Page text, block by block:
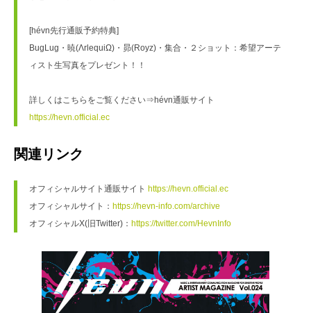
[hévn先行通販予約特典]
BugLug・暁(ΛrlequiΩ)・昴(Royz)・集合・２ショット：希望アーテ
ィスト生写真をプレゼント！！
https://hevn.official.ec
関連リンク
オフィシャルサイト通販サイト https://hevn.official.ec
オフィシャルサイト： https://hevn-info.com/archive
オフィシャルX(旧Twitter)： https://twitter.com/HevnInfo